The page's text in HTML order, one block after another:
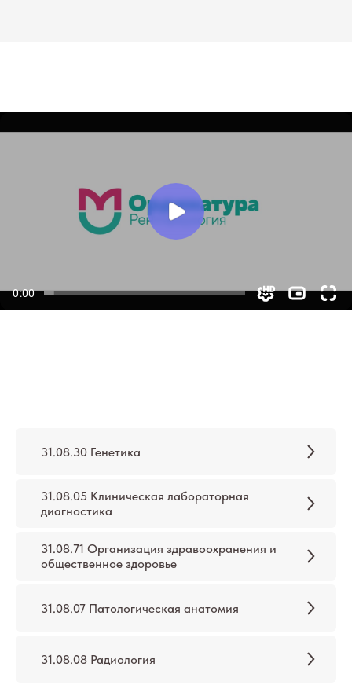
31.08.30 Генетика
31.08.05 Клиническая лабораторная
диагностика
31.08.71 Организация здравоохранения и
общественное здоровье
31.08.07 Патологическая анатомия
31.08.08 Радиология